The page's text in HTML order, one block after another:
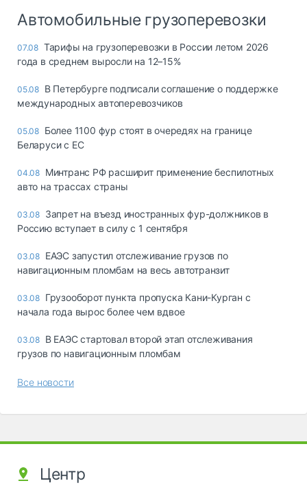
Автомобильные грузоперевозки
07.08 Тарифы на грузоперевозки в России летом 2026
года в среднем выросли на 12–15%
05.08 В Петербурге подписали соглашение о поддержке
международных автоперевозчиков
05.08 Более 1100 фур стоят в очередях на границе
Беларуси с ЕС
04.08 Минтранс РФ расширит применение беспилотных
авто на трассах страны
03.08 Запрет на въезд иностранных фур-должников в
Россию вступает в силу с 1 сентября
03.08 ЕАЭС запустил отслеживание грузов по
навигационным пломбам на весь автотранзит
03.08 Грузооборот пункта пропуска Кани-Курган с
начала года вырос более чем вдвое
03.08 В ЕАЭС стартовал второй этап отслеживания
грузов по навигационным пломбам
Все новости
Центр